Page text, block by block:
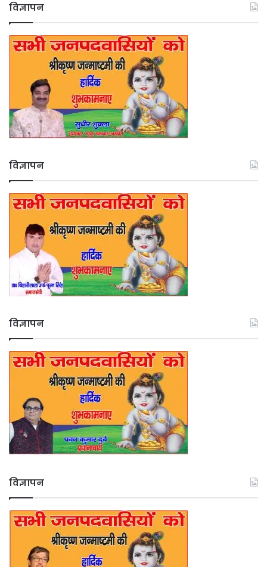
विज्ञापन
विज्ञापन
विज्ञापन
विज्ञापन